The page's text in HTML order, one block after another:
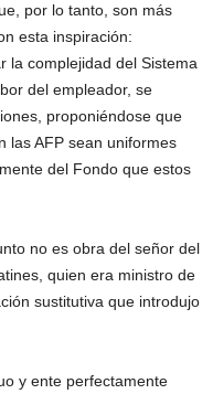
por lo tanto, son más
esta inspiración:
la complejidad del Sistema
del empleador, se
proponiéndose que
las AFP sean uniformes
del Fondo que estos
no es obra del señor del
quien era ministro de
sustitutiva que introdujo
y ente perfectamente